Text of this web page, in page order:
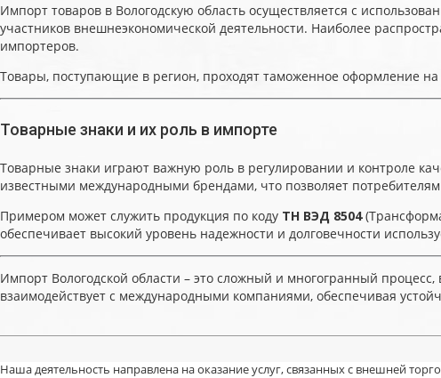
Импорт товаров в Вологодскую область осуществляется с
участников внешнеэкономической деятельности. Наиболее
импортеров.
Товары, поступающие в регион, проходят таможенное оформление на
Товарные знаки и их роль в импорте
Товарные знаки играют важную роль в регулировании и контроле
известными международными брендами, что позволяет
Примером может служить продукция по коду ТН ВЭД 8504
обеспечивает высокий уровень надежности и долговечности
Импорт Вологодской области – это сложный и многогранный
взаимодействует с международными компаниями, обеспечивая
Наша деятельность направлена на оказание услуг, связанных с внешней